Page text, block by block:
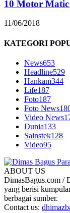
10 Motor Matic
11/06/2018
KATEGORI
News653
Headline529
Hankam344
Life187
Foto187
Foto News
Video News
Dunia133
Sainstek128
Video95
ABOUT US
DimasBagus.com /
yang berisi
berbagai sumber.
Contact us: